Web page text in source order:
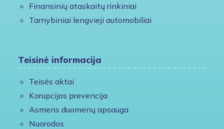
Finansinių ataskaitų rinkiniai
Tarnybiniai lengvieji automobiliai
Teisinė informacija
Teisės aktai
Korupcijos prevencija
Asmens duomenų apsauga
Nuorodos